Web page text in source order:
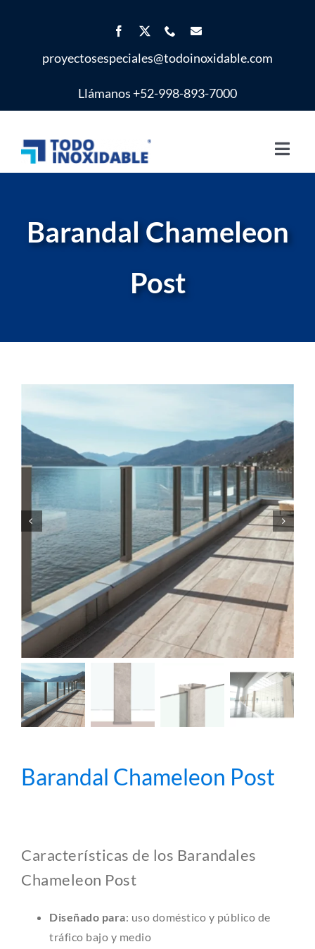
proyectosespeciales@todoinoxidable.com
Llámanos +52-998-893-7000
Proyectos Especiales
La Fábrica
Servicio Técnico
Contacto
Lista de Cotizar
Barandal Chameleon
Post
Barandal Chameleon Post
Características de los Barandales
Chameleon Post
Diseñado para: uso doméstico y público de
tráfico bajo y medio